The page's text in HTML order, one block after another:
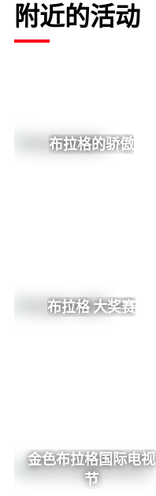
附近的活动
布拉格的骄傲
布拉格 大奖赛
金色布拉格国际电视
节